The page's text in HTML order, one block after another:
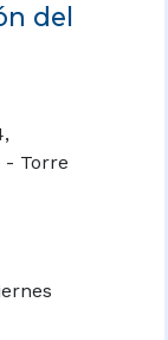
del
- Torre